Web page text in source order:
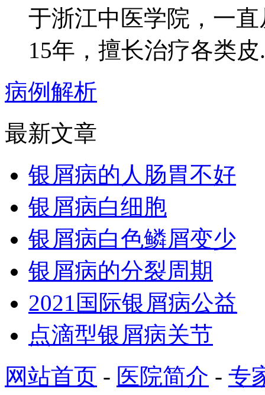
于浙江中医学院，一
15年，擅长治疗各类皮
病例解析
最新文章
银屑病的人肠胃不好
银屑病白细胞
银屑病白色鳞屑变少
银屑病的分裂周期
2021国际银屑病公益
点滴型银屑病关节
网站首页 - 医院简介 - 专